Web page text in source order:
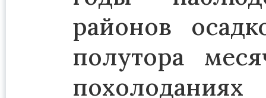
районов
полутора
похолоданиях